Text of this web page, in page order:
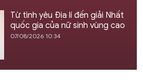
Từ tình yêu Địa lí đến giải Nhất
quốc gia của nữ sinh vùng cao
07/08/2026 10:34